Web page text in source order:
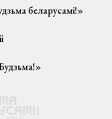
беларусамі!»